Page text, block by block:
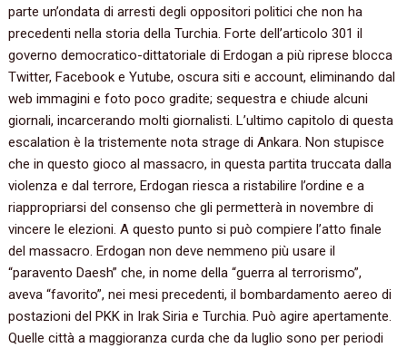
parte un’ondata di arresti degli oppositori politici che non ha
precedenti nella storia della Turchia.‭ ‬Forte dell’articolo‭ ‬301‭ ‬il
governo democratico-dittatoriale di Erdogan a più riprese blocca
Twitter,‭ ‬Facebook e Yutube,‭ ‬oscura siti e account,‭ ‬eliminando dal
web immagini e foto poco gradite‭; ‬sequestra e chiude alcuni
giornali,‭ ‬incarcerando molti giornalisti.‭ ‬L’ultimo capitolo di questa
escalation è la tristemente nota strage di Ankara.‭ ‬Non stupisce
che in questo gioco al massacro,‭ ‬in questa partita truccata dalla
violenza e dal terrore,‭ ‬Erdogan riesca a ristabilire l’ordine e a
riappropriarsi del consenso che gli permetterà in novembre di
vincere le elezioni.‭ ‬A questo punto si può compiere l’atto finale
del massacro.‭ ‬Erdogan non deve nemmeno più usare il‭
“‬paravento Daesh‭” ‬che,‭ ‬in nome della‭ “‬guerra al terrorismo‭”‬,‭
‬aveva‭ “‬favorito‭”‬,‭ ‬nei mesi precedenti,‭ ‬il bombardamento aereo di
postazioni del PKK in Irak Siria e Turchia.‭ ‬Può agire apertamente.‭
‬Quelle città a maggioranza curda che da luglio sono per periodi